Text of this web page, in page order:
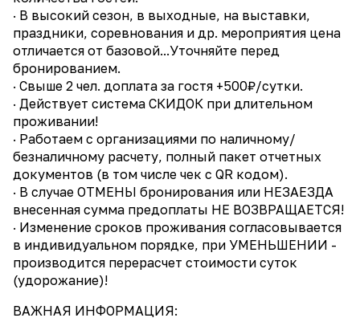
· В высокий сезон, в выходные, на выставки,
праздники, соревнования и др. мероприятия цена
отличается от базовой...Уточняйте перед
бронированием.
· Свыше 2 чел. доплата за гостя +500₽/сутки.
· Действует система СКИДОК при длительном
проживании!
· Работаем с организациями по наличному/
безналичному расчету, полный пакет отчетных
документов (в том числе чек с QR кодом).
· В случае ОТМЕНЫ бронирования или НЕЗАЕЗДА
внесенная сумма предоплаты НЕ ВОЗВРАЩАЕТСЯ!
· Изменение сроков проживания согласовывается
в индивидуальном порядке, при УМЕНЬШЕНИИ -
производится перерасчет стоимости суток
(удорожание)!
ВАЖНАЯ ИНФОРМАЦИЯ: